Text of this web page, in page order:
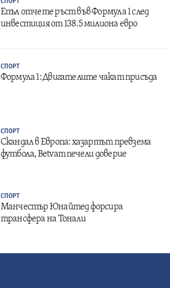
СПОРТ
Епъл отчете ръст във Формула 1 след
инвестиция от 138.5 милиона евро
СПОРТ
Формула 1: Двигателите чакат присъда
СПОРТ
Скандал в Европа: хазартът превзема
футбола, Betvam печели доверие
СПОРТ
Манчестър Юнайтед форсира
трансфера на Тонали